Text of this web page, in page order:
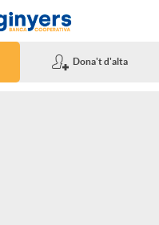
Dona't d'alta